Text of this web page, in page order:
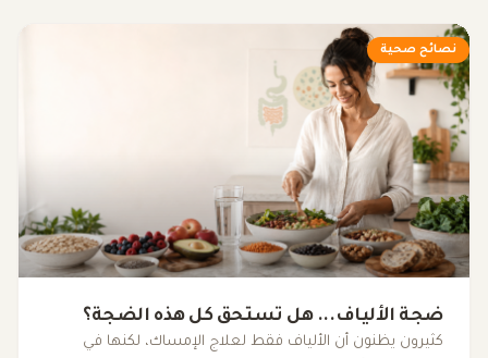
نصائح صحية
ضجة الألياف... هل تستحق كل هذه الضجة؟
كثيرون يظنون أن الألياف فقط لعلاج الإمساك، لكنها في